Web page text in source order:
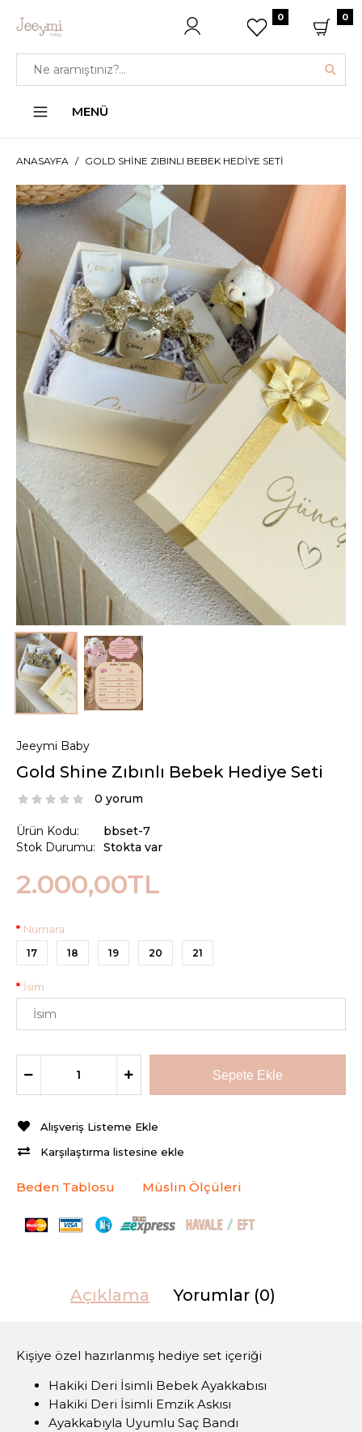
0 0
MENÜ
ANASAYFA GOLD SHINE ZIBINLI BEBEK HEDIYE SETI
Jeeymi Baby
Gold Shine Zıbınlı Bebek Hediye Seti
0 yorum
Ürün Kodu:
Stok Durumu:
bbset-7
Stokta var
2.000,00TL
Numara
17 18 19 20 21
İsim
Alışveriş Listeme Ekle
Karşılaştırma listesine ekle
Beden Tablosu Müslin Ölçüleri
Açıklama Yorumlar (0)
Kişiye özel hazırlanmış hediye set içeriği
Hakiki Deri İsimli Bebek Ayakkabısı
Hakiki Deri İsimli Emzik Askısı
Ayakkabıyla Uyumlu Saç Bandı